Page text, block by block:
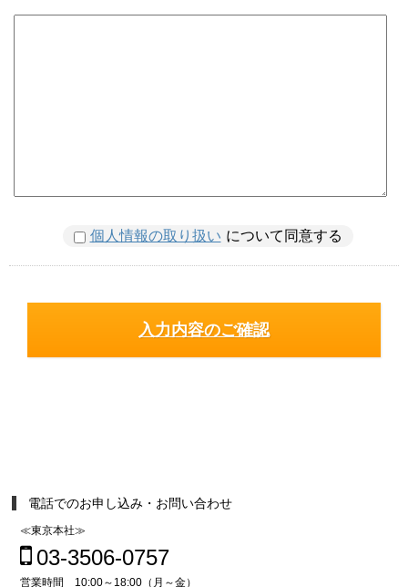
個人情報の取り扱い について同意する
電話でのお申し込み・お問い合わせ
≪東京本社≫
03-3506-0757
営業時間 10:00～18:00（月～金）